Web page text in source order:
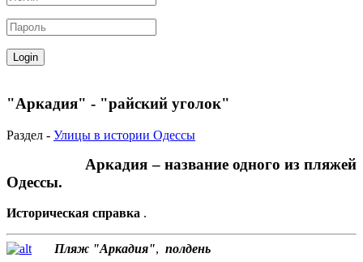
"Аркадия" - "райский уголок"
Раздел - Улицы в истории Одессы
Аркадия – название одного из пляжей
Одессы.
Историческая справка .
Пляж "Аркадия", полдень